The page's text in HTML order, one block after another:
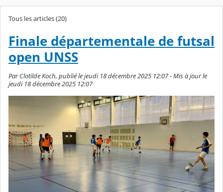
Tous les articles (20)
Finale départementale de futsal
open UNSS
Par Clotilde Koch, publié le jeudi 18 décembre 2025 12:07 - Mis à jour le
jeudi 18 décembre 2025 12:07